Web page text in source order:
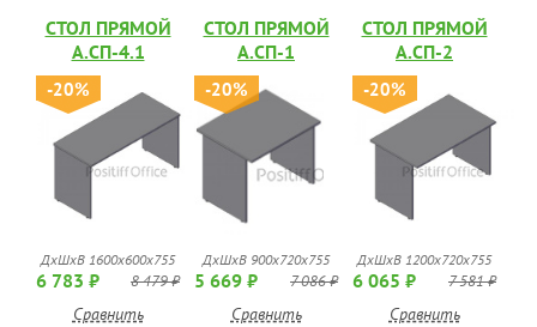
СТОЛ ПРЯМОЙ
А.СП-4.1
-20%
ДхШхВ 1600х600х755
6 783 ₽ 8 479 ₽
Сравнить
СТОЛ ПРЯМОЙ
А.СП-1
-20%
ДхШхВ 900х720х755
5 669 ₽ 7 086 ₽
Сравнить
СТОЛ ПРЯМОЙ
А.СП-2
-20%
ДхШхВ 1200х720х755
6 065 ₽ 7 581 ₽
Сравнить